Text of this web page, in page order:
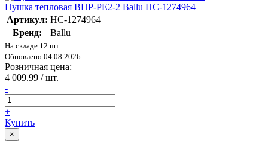
Пушка тепловая BHP-PE2-2 Ballu НС-1274964
Артикул: НС-1274964
Бренд:
Ballu
На складе 12 шт.
Обновлено 04.08.2026
Розничная цена:
4 009.99 / шт.
-
+
Купить
×